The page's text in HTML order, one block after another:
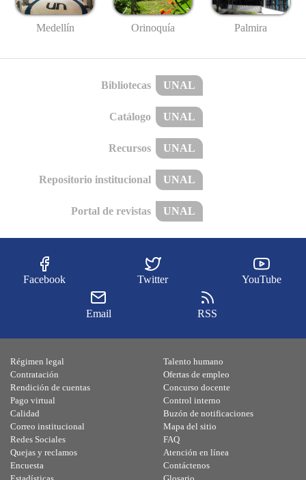
Medellín Orinoquía Palmira
Bibliotecas UNAL
Catálogo UNAL
Recursos UNAL
Repositorio institucional UNAL
Portal de revistas UNAL
Facebook Twitter YouTube
Email RSS
Régimen legal
Contratación
Rendición de cuentas
Pago virtual
Calidad
Talento humano
Ofertas de empleo
Concurso docente
Control interno
Buzón de notificaciones
Correo institucional
Redes Sociales
Quejas y reclamos
Encuesta
Mapa del sitio
FAQ
Atención en línea
Contáctenos